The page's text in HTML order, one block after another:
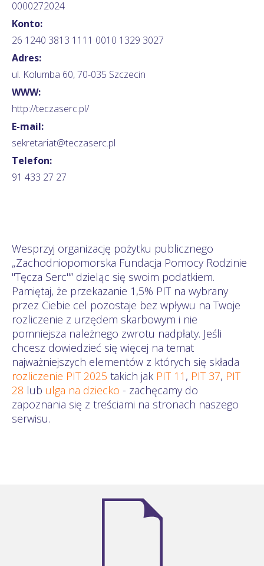
0000272024
Konto:
26 1240 3813 1111 0010 1329 3027
Adres:
ul. Kolumba 60, 70-035 Szczecin
WWW:
http://teczaserc.pl/
E-mail:
sekretariat@teczaserc.pl
Telefon:
91 433 27 27
Wesprzyj organizację pożytku publicznego
„Zachodniopomorska Fundacja Pomocy Rodzinie
"Tęcza Serc"” dzieląc się swoim podatkiem.
Pamiętaj, że przekazanie 1,5% PIT na wybrany
przez Ciebie cel pozostaje bez wpływu na Twoje
rozliczenie z urzędem skarbowym i nie
pomniejsza należnego zwrotu nadpłaty. Jeśli
chcesz dowiedzieć się więcej na temat
najważniejszych elementów z których się składa
rozliczenie PIT 2025 takich jak PIT 11 , PIT 37, PIT
28 lub ulga na dziecko - zachęcamy do
zapoznania się z treściami na stronach naszego
serwisu.